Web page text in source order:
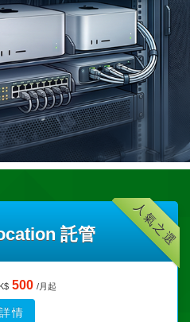
人氣之選
託管
500 /月起
詳情